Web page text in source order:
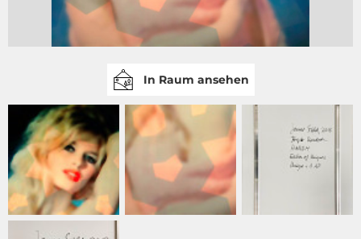
In Raum ansehen